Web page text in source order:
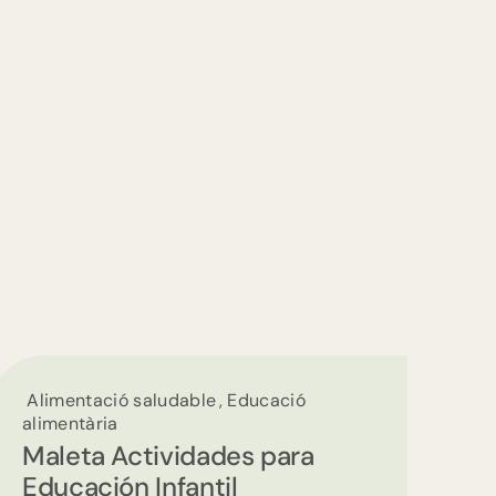
Alimentació saludable , Educació
alimentària
Maleta Actividades para
Educación Infantil